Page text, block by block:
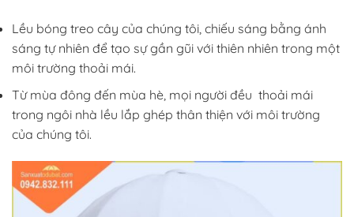
Lều bóng treo cây của chúng tôi, chiếu sáng bằng ánh
sáng tự nhiên để tạo sự gần gũi với thiên nhiên trong một
môi trường thoải mái.
Từ mùa đông đến mùa hè, mọi người đều thoải mái
trong ngôi nhà lều lắp ghép thân thiện với môi trường
của chúng tôi.